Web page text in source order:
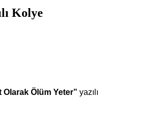
Kolye
Olarak Ölüm Yeter” yazılı